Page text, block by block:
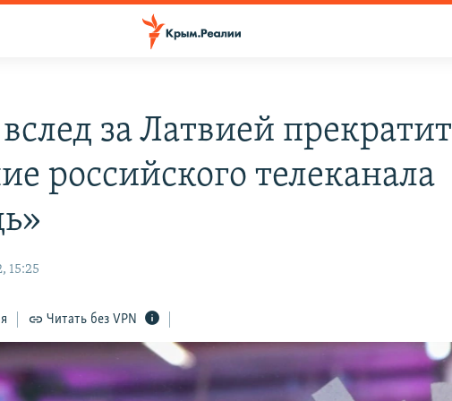
за Латвией прекратит
российского телеканала
15:25
Читать без VPN